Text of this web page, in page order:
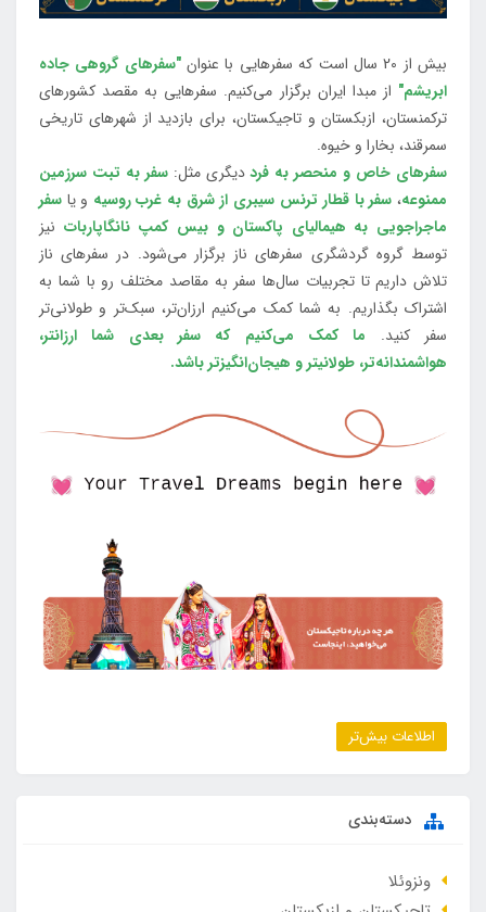
بیش از 20 سال است که سفرهایی با عنوان
"سفرهای گروهی جاده
ابریشم" از مبدا ایران برگزار می‌کنیم. سفرهایی به مقصد کشورهای
ترکمنستان، ازبکستان و تاجیکستان، برای بازدید از شهرهای تاریخی
سمرقند، بخارا و خیوه.
سفرهای خاص و منحصر به فرددیگری مثل:سفر به تبت سرزمین
ممنوعه، سفر با قطار ترنس سیبری از شرق به غرب روسیه و یا سفر
ماجراجویی به هیمالیای پاکستان و بیس کمپ نانگاپاربات نیز
توسط گروه گردشگری سفرهای ناز برگزار می‌شود. در سفرهای ناز
تلاش داریم تا تجربیات سال‌ها سفر به مقاصد مختلف رو با شما به
اشتراک بگذاریم. به شما کمک می‌کنیم ارزان‌تر، سبک‌تر و طولانی‌تر
سفر کنید. ما کمک می‌کنیم که سفر بعدی شما ارزانتر،
هواشمندانه‌تر، طولانی‎تر و هیجان‌انگیزتر باشد.
اطلاعات بیش‌تر
دسته‌بندی
ونزوئلا